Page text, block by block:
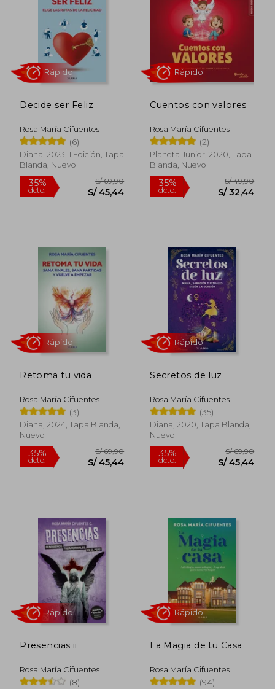
dcto. S/ 38,94 dcto.
Decide ser Feliz
Rosa María Cifuentes
(6)
Diana, 2023, 1 Edición, Tapa
Blanda, Nuevo
35%
dcto. S/ 45,44
Rápido
Cuentos con valores
Rosa María Cifuentes
(2)
Planeta Junior, 2020, Tapa
Blanda, Nuevo
35%
dcto. S/
Rápido
Retoma tu vida
Rosa María Cifuentes
(3)
Diana, 2024, Tapa Blanda,
Nuevo
Rápido
Secretos de luz
Rosa María Cifuentes
(35)
Diana, 2020, Tapa Blanda,
Nuevo
Rápido
Presencias ii
Rosa María Cifuentes
(8)
La Magia de tu Casa
Rosa María Cifuentes
(94)